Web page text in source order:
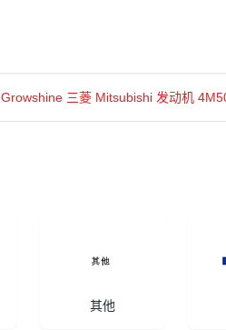
Growshine 三菱 Mitsubishi 发动机
其他